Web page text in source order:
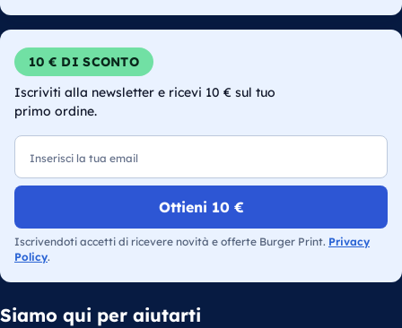
10 € DI SCONTO
Iscriviti alla newsletter e ricevi 10 € sul tuo
primo ordine.
Ottieni 10 €
Iscrivendoti accetti di ricevere novità e offerte Burger Print. Privacy
Policy.
Siamo qui per aiutarti